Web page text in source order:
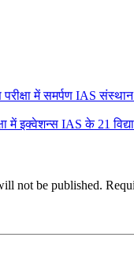
में समर्पण IAS
में इक्वेशन्स IAS के 21
not be published.